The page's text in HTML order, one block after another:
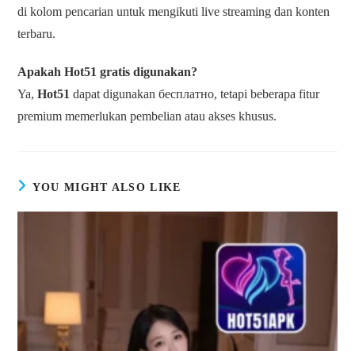
di kolom pencarian untuk mengikuti live streaming dan konten
terbaru.
Apakah Hot51 gratis digunakan?
Ya,Hot51 dapat digunakan бесплатно, tetapi beberapa fitur
premium memerlukan pembelian atau akses khusus.
YOU MIGHT ALSO LIKE